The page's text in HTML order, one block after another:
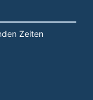
Zeiten